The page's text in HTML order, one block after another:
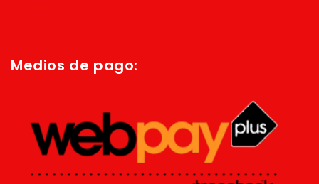
Medios de pago: